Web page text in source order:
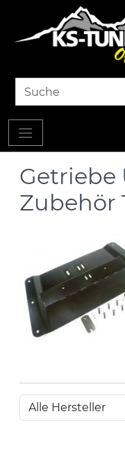
Getriebe
Zubehör